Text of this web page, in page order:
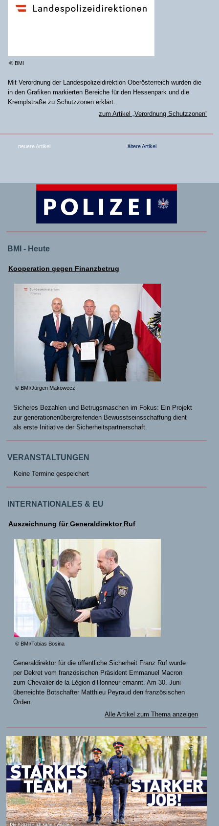
© BMI
Mit Verordnung der Landespolizeidirektion Oberösterreich wurden die
in den Grafiken markierten Bereiche für den Hessenpark und die
Kremplstraße zu Schutzzonen erklärt.
zum Artikel „Verordnung Schutzzonen”
neuere Artikel ältere Artikel
BMI - Heute
Kooperation gegen Finanzbetrug
© BMI/Jürgen Makowecz
Sicheres Bezahlen und Betrugsmaschen im Fokus: Ein Projekt
zur generationenübergreifenden Bewusstseinsschaffung dient
als erste Initiative der Sicherheitspartnerschaft.
VERANSTALTUNGEN
Keine Termine gespeichert
INTERNATIONALES & EU
Auszeichnung für Generaldirektor Ruf
© BMI/Tobias Bosina
Generaldirektor für die öffentliche Sicherheit Franz Ruf wurde
per Dekret vom französischen Präsident Emmanuel Macron
zum Chevalier de la Légion d’Honneur ernannt. Am 30. Juni
überreichte Botschafter Matthieu Peyraud den französischen
Orden.
Alle Artikel zum Thema anzeigen